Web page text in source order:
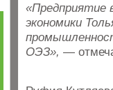
«Предприятие
экономики
ОЭЗ», —